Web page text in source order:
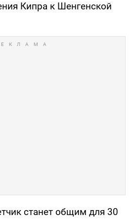
Кипра к Шенгенской
станет общим для 30